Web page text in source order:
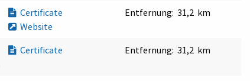
Certificate
Website
Entfernung: 31,2 km
Certificate Entfernung: 31,2 km